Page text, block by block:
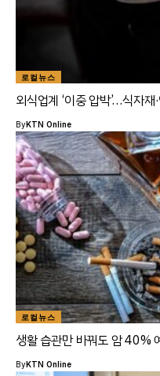
로컬뉴스
외식업계 ‘이중 압박’…식자
ByKTN Online
로컬뉴스
생활 습관만 바꿔도 암 40%
ByKTN Online